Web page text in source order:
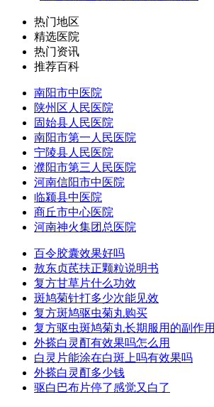
热门地区
精选医院
热门资讯
推荐百科
南阳市中医院
陕州区人民医院
固始县人民医院
南阳市第一人民医院
宁陵县人民医院
濮阳市第三人民医院
河南信阳市中医院
临颍县中医院
商丘市中心医院
河南神火集团总医院
百令胶囊效果好吗
敖东贞芪扶正颗粒说明书
复方甘草片什么功效
斑鸠菊针打多少次能见效
复方斑鸠驱虫菊丸购买
复方驱虫斑鸠菊丸长期服用的副作用
外搽白灵酊有效果吗怎么用
白灵片能涂在白斑上吗有效果吗
外搽白灵酊多少钱
驱白巴布片停了感觉又白了